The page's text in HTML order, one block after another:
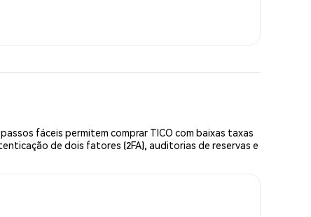
fáceis permitem comprar TICO com baixas taxas
de dois fatores (2FA), auditorias de reservas e